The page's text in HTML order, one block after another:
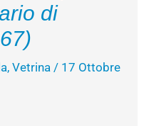
di
,Vetrina / 17 Ottobre